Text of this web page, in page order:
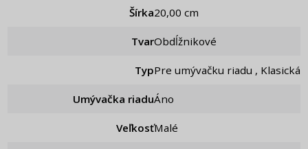
Šírka 20,00 cm
Tvar Obdĺžnikové
Typ Pre umývačku riadu , Klasická
Umývačka riadu Áno
Veľkosť Malé